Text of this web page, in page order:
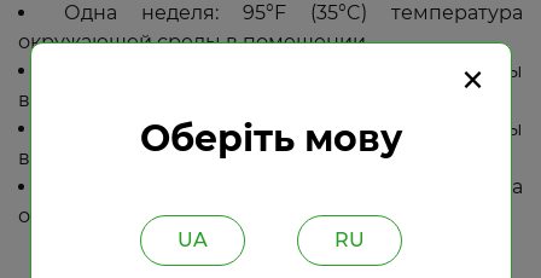
Оберіть мову
×
UA RU
Одна неделя: 95°F (35°C) температура
окружающей среды в помещении
Две недели: температура окружающей среды
в помещении 87,8°F (31°C)
Три недели: температура окружающей среды
в помещении 82,4°F (28°C)
Четыре недели: 72,8°F (26°C) температура
окружающей среды в помещении